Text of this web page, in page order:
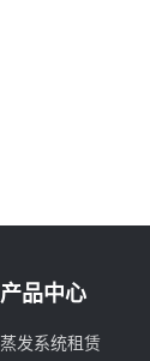
产品中心
蒸发系统租赁